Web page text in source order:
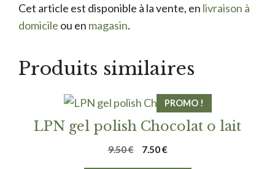
Cet article est disponible à la vente, en livraison à
domicile ou en magasin.
Produits similaires
PROMO !
LPN gel polish Chocolat o lait
9.50€
Le
7.50€Le